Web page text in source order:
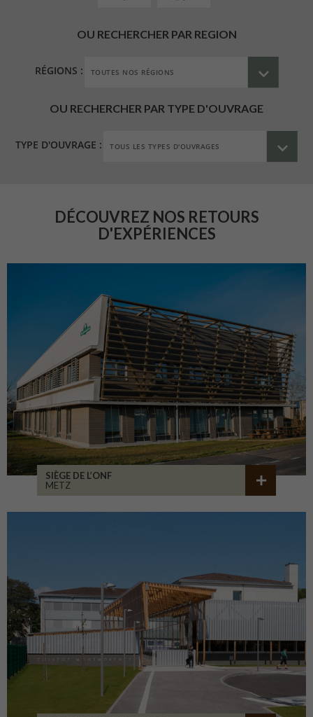
OU RECHERCHER PAR REGION
RÉGIONS :
OU RECHERCHER PAR TYPE D'OUVRAGE
TYPE D'OUVRAGE :
DÉCOUVREZ NOS RETOURS
D'EXPÉRIENCES
SIÈGE DE L’ONF
METZ